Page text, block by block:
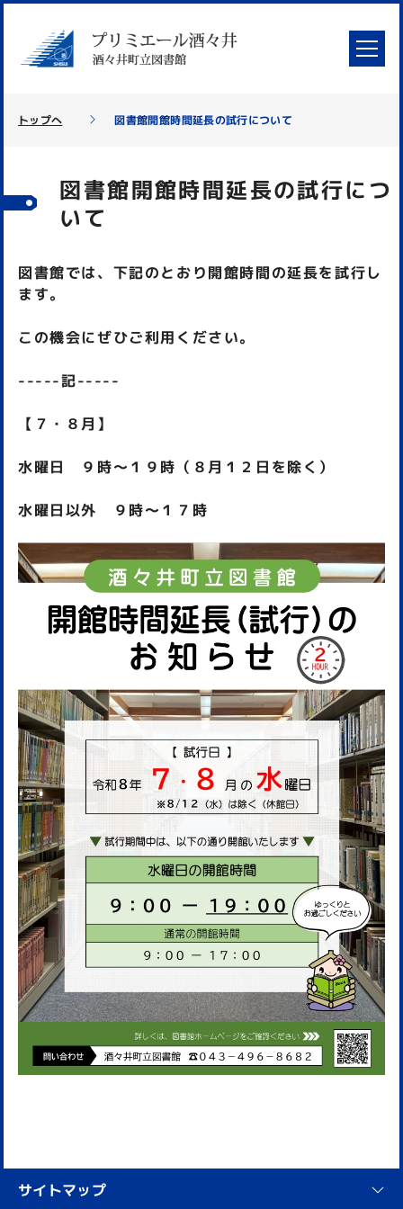
トップへ 図書館開館時間延長の試行について
図書館開館時間延長の試行につ
いて
図書館では、下記のとおり開館時間の延長を試行し
ます。
この機会にぜひご利用ください。
-----記-----
【７・８月】
水曜日 ９時～１９時（８月１２日を除く）
水曜日以外 ９時～１７時
サイトマップ